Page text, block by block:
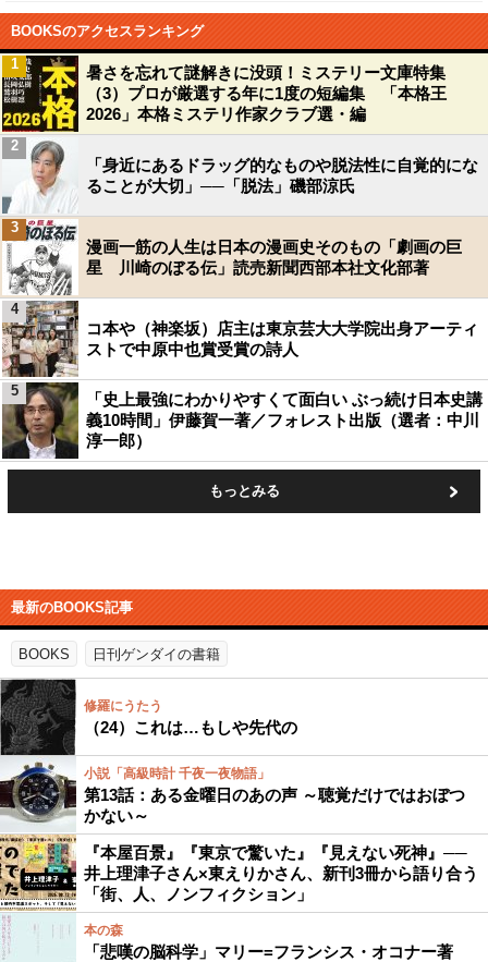
BOOKSのアクセスランキング
暑さを忘れて謎解きに没頭！ミステリー文庫特集
（3）プロが厳選する年に1度の短編集 「本格王
2026」本格ミステリ作家クラブ選・編
1
「身近にあるドラッグ的なものや脱法性に自覚的にな
ることが大切」──「脱法」磯部涼氏
2
漫画一筋の人生は日本の漫画史そのもの「劇画の巨
星 川崎のぼる伝」読売新聞西部本社文化部著
3
コ本や（神楽坂）店主は東京芸大大学院出身アーティ
ストで中原中也賞受賞の詩人
4
「史上最強にわかりやすくて面白い ぶっ続け日本史講
義10時間」伊藤賀一著／フォレスト出版（選者：中川
淳一郎）
5
もっとみる
最新のBOOKS記事
BOOKS 日刊ゲンダイの書籍
修羅にうたう
（24）これは…もしや先代の
小説「高級時計 千夜一夜物語」
第13話：ある金曜日のあの声 ～聴覚だけではおぼつ
かない～
『本屋百景』『東京で驚いた』『見えない死神』──
井上理津子さん×東えりかさん、新刊3冊から語り合う
「街、人、ノンフィクション」
本の森
「悲嘆の脳科学」マリー=フランシス・オコナー著